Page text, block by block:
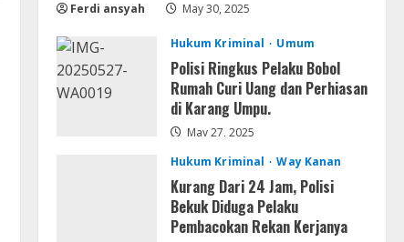
Satreskrim Polres Way Kanan
Ungkap Kasus Persetubuhan
terhadap Anak, Tersangka Ayah
Tiri Diamankan
August 9, 2026
Uncharted: Legacy of Thieves
Collection Compressed Repack
2026
August 9, 2026
Ferdi ansyah May 30, 2025
Hukum Kriminal Umum
Polisi Ringkus Pelaku Bobol
Rumah Curi Uang dan Perhiasan
di Karang Umpu.
May 27, 2025
Hukum Kriminal
Way Kanan
Kurang Dari 24 Jam, Polisi
Bekuk Diduga Pelaku
Pembacokan Rekan Kerjanya